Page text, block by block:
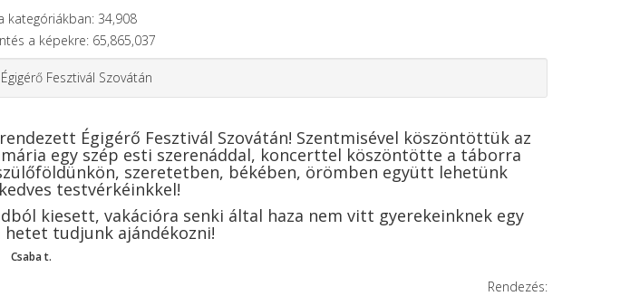
kategóriákban: 34,908
a képekre: 65,865,037
Fesztivál Szovátán
Égigérő Fesztivál Szovátán! Szentmisével köszöntöttük az
egy szép esti szerenáddal, koncerttel köszöntötte a táborra
szeretetben, békében, örömben együtt lehetünk
testvérkéinkkel!
kiesett, vakációra senki által haza nem vitt gyerekeinknek egy
hetet tudjunk ajándékozni!
Csaba t.
Rendezés: